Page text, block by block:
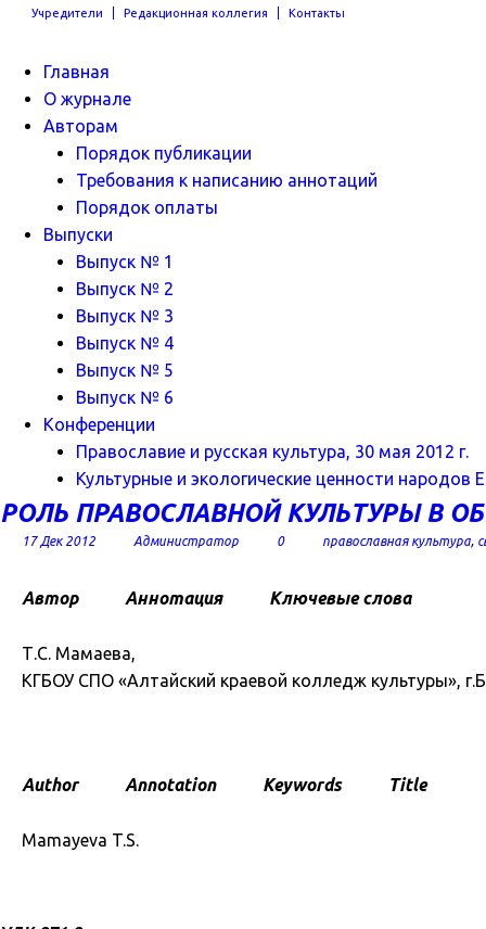
Учредители Редакционная коллегия Контакты
Главная
О журнале
Авторам
Порядок публикации
Требования к написанию аннотаций
Порядок оплаты
Выпуски
Выпуск № 1
Выпуск № 2
Выпуск № 3
Выпуск № 4
Выпуск № 5
Выпуск № 6
Конференции
Православие и русская культура, 30 мая 2012 г.
Культурные и экологические ценности народов
РОЛЬ ПРАВОСЛАВНОЙ КУЛЬТУРЫ В
17 Дек 2012 Администратор 0 православная культура,
Автор Аннотация Ключевые слова
Т.С. Мамаева,
КГБОУ СПО «Алтайский краевой колледж культуры»,
Author Annotation Keywords Title
Mamayeva T.S.